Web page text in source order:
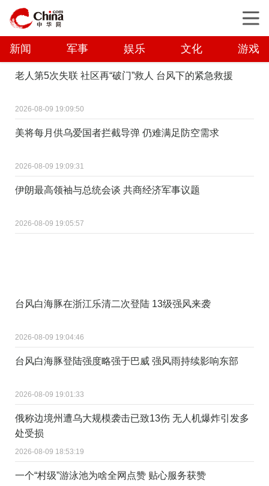
新闻 军事 娱乐 文化 游戏
老人第5次失联 社区再“破门”救人 台风下的紧急救援
2026-08-09 19:09:50
美将每月供乌爱国者拦截导弹 仍难满足防空需求
2026-08-09 19:09:31
伊朗最高领袖与总统会谈 共商经济军事议题
2026-08-09 19:05:57
台风白海豚在浙江乐清二次登陆 13级强风来袭
2026-08-09 19:04:46
台风白海豚登陆强度略强于巴威 强风雨持续影响东部
2026-08-09 19:01:33
俄称边境州遭乌大规模袭击已致13伤 无人机爆炸引发多
处受损
2026-08-09 18:53:19
一个“村级”游泳池为啥全网点赞 贴心服务获赞